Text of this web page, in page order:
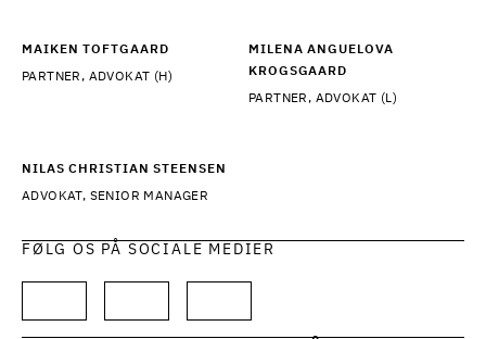
MAIKEN TOFTGAARD
PARTNER, ADVOKAT (H)
MILENA ANGUELOVA
KROGSGAARD
PARTNER, ADVOKAT (L)
NILAS CHRISTIAN STEENSEN
ADVOKAT, SENIOR MANAGER
FØLG OS PÅ SOCIALE MEDIER